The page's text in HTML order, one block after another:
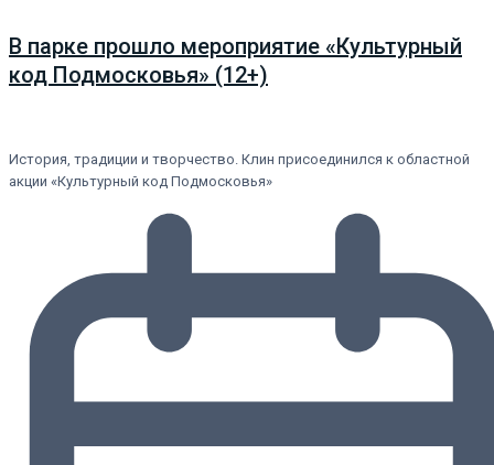
В парке прошло мероприятие «Культурный
код Подмосковья» (12+)
История, традиции и творчество. Клин присоединился к областной
акции «Культурный код Подмосковья»